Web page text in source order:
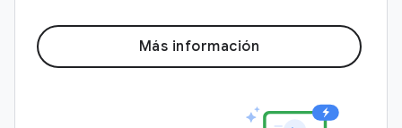
Más información